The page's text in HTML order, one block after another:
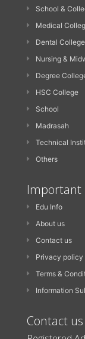
School &
Medical
Dental
Nursing &
Degree
HSC College
School
Madrasah
Technical
Others
Important
Edu Info
About us
Contact us
Privacy policy
Terms &
Information
Contact us